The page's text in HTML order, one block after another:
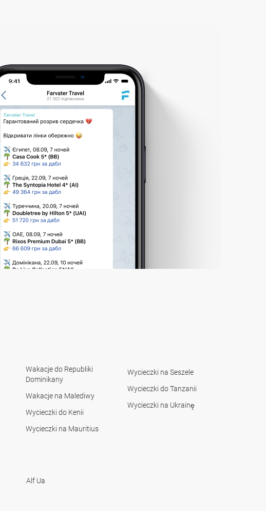
Wakacje do Republiki
Dominikany
Wakacje na Malediwy
Wycieczki do Kenii
Wycieczki na Mauritius
Wycieczki na Seszele
Wycieczki do Tanzanii
Wycieczki na Ukrainę
Alf Ua